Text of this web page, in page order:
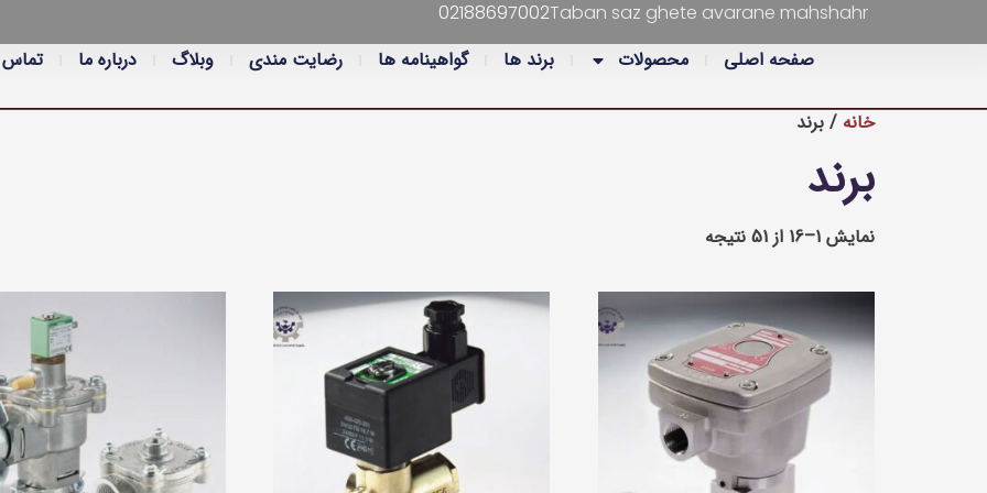
Taban saz ghete avarane mahshahr
02188697002
صفحه اصلی محصولات برند ها گواهینامه ها رضایت مندی وبلاگ درباره ما تماس
خانه / برند
برند
نمایش 1–16 از 51 نتیجه